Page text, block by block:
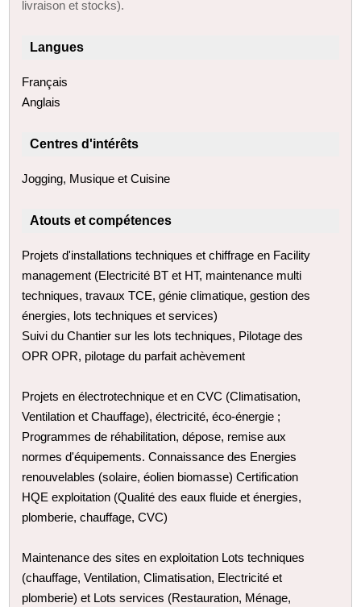
livraison et stocks).
Langues
Français
Anglais
Centres d'intérêts
Jogging, Musique et Cuisine
Atouts et compétences
Projets d'installations techniques et chiffrage en Facility
management (Electricité BT et HT, maintenance multi
techniques, travaux TCE, génie climatique, gestion des
énergies, lots techniques et services)
Suivi du Chantier sur les lots techniques, Pilotage des
OPR OPR, pilotage du parfait achèvement
Projets en électrotechnique et en CVC (Climatisation,
Ventilation et Chauffage), électricité, éco-énergie ;
Programmes de réhabilitation, dépose, remise aux
normes d'équipements. Connaissance des Energies
renouvelables (solaire, éolien biomasse) Certification
HQE exploitation (Qualité des eaux fluide et énergies,
plomberie, chauffage, CVC)
Maintenance des sites en exploitation Lots techniques
(chauffage, Ventilation, Climatisation, Electricité et
plomberie) et Lots services (Restauration, Ménage,